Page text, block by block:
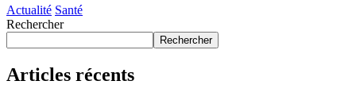
Actualité Santé
Rechercher
Rechercher
Articles récents